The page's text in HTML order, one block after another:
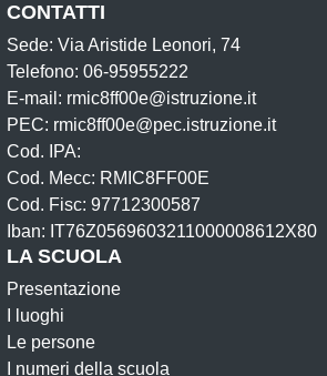
CONTATTI
Sede: Via Aristide Leonori, 74
Telefono: 06-95955222
E-mail: rmic8ff00e@istruzione.it
PEC: rmic8ff00e@pec.istruzione.it
Cod. IPA:
Cod. Mecc: RMIC8FF00E
Cod. Fisc: 97712300587
Iban: IT76Z0569603211000008612X80
LA SCUOLA
Presentazione
I luoghi
Le persone
I numeri della scuola